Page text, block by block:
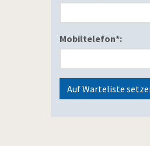
Mobiltelefon*:
Auf Warteliste